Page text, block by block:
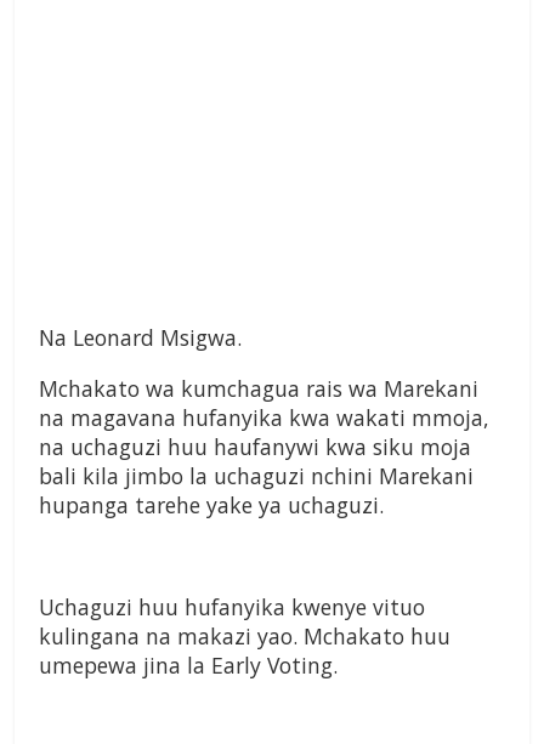
Na Leonard Msigwa.
Mchakato wa kumchagua rais wa Marekani
na magavana hufanyika kwa wakati mmoja,
na uchaguzi huu haufanywi kwa siku moja
bali kila jimbo la uchaguzi nchini Marekani
hupanga tarehe yake ya uchaguzi.
Uchaguzi huu hufanyika kwenye vituo
kulingana na makazi yao. Mchakato huu
umepewa jina la Early Voting.